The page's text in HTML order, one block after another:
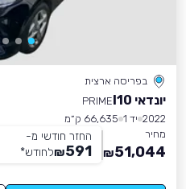
בפריסה ארצית
יונדאי I10
PRIME
2022 יד 1
66,635 ק״מ
מחיר
51,044
₪
החזר חודשי מ-
591
₪לחודש*